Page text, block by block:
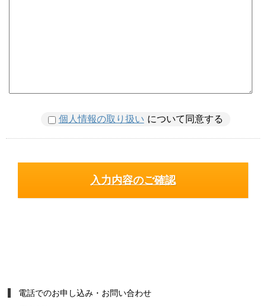
個人情報の取り扱い について同意する
電話でのお申し込み・お問い合わせ